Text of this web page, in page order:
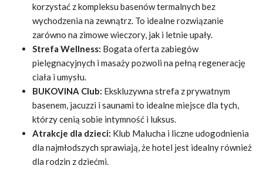
korzystać z kompleksu basenów termalnych bez
wychodzenia na zewnątrz. To idealne rozwiązanie
zarówno na zimowe wieczory, jak i letnie upały.
Strefa Wellness: Bogata oferta zabiegów
pielęgnacyjnych i masaży pozwoli na pełną regenerację
ciała i umysłu.
BUKOVINA Club: Ekskluzywna strefa z prywatnym
basenem, jacuzzi i saunami to idealne miejsce dla tych,
którzy cenią sobie intymność i luksus.
Atrakcje dla dzieci: Klub Malucha i liczne udogodnienia
dla najmłodszych sprawiają, że hotel jest idealny również
dla rodzin z dziećmi.